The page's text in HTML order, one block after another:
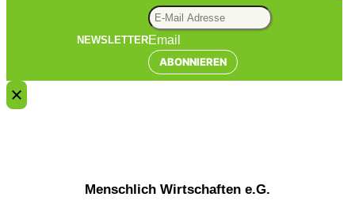
NEWSLETTEREmail
ABONNIEREN
Menschlich Wirtschaften e.G.